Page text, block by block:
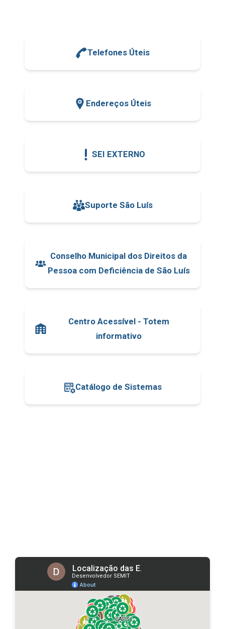
Telefones Úteis
Endereços Úteis
SEI EXTERNO
Suporte São Luís
Conselho Municipal dos Direitos da
Pessoa com Deficiência de São Luís
Centro Acessível - Totem
informativo
Catálogo de Sistemas